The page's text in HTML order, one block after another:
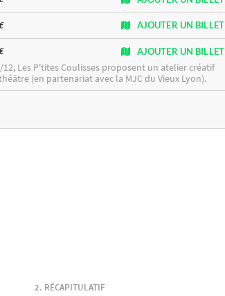
AJOUTER UN BILLET
AJOUTER UN BILLET
12, Les P'tites Coulisses proposent un atelier créatif
(en partenariat avec la MJC du Vieux Lyon).
RÉCAPITULATIF